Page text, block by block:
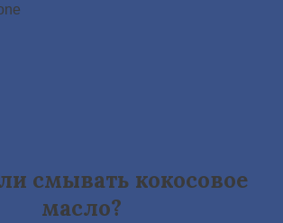
смывать кокосовое
масло?